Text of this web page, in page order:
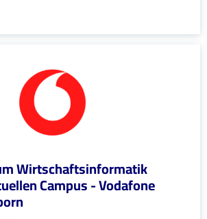
Wirtschaftsinformatik
Campus - Vodafone